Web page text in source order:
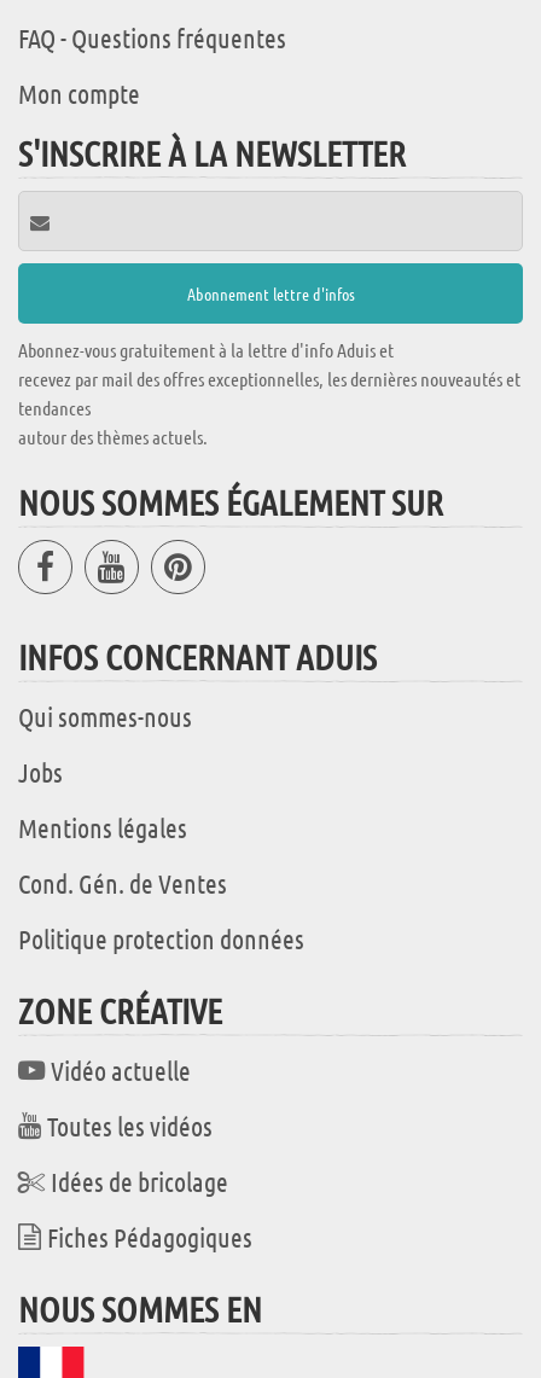
FAQ - Questions fréquentes
Mon compte
S'INSCRIRE À LA NEWSLETTER
Abonnez-vous gratuitement à la lettre d'info Aduis et
recevez par mail des offres exceptionnelles, les dernières nouveautés et
tendances
autour des thèmes actuels.
NOUS SOMMES ÉGALEMENT SUR
INFOS CONCERNANT ADUIS
Qui sommes-nous
Jobs
Mentions légales
Cond. Gén. de Ventes
Politique protection données
ZONE CRÉATIVE
Vidéo actuelle
Toutes les vidéos
Idées de bricolage
Fiches Pédagogiques
NOUS SOMMES EN